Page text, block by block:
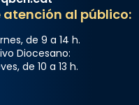
atención al público:
de 9 a 14 h.
Diocesano:
de 10 a 13 h.